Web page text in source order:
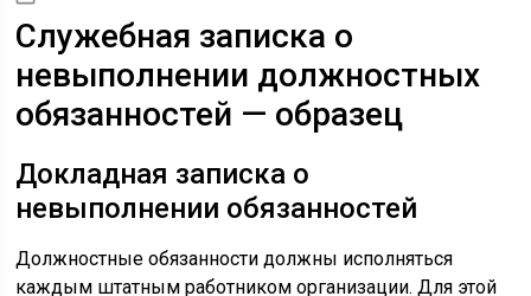
Служебная записка о
невыполнении должностных
обязанностей — образец
Докладная записка о
невыполнении обязанностей
Должностные обязанности должны исполняться
каждым штатным работником организации. Для этой